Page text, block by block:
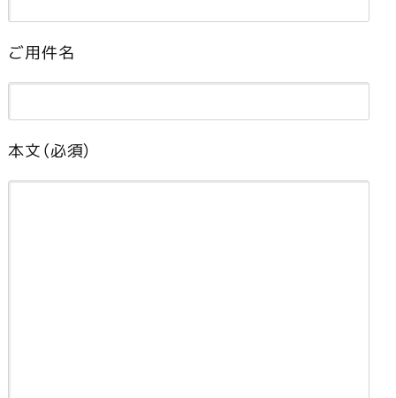
ご用件名
本文（必須）